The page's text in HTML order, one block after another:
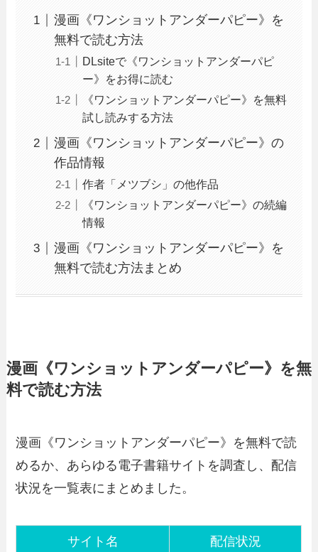
漫画《ワンショットアンダーパピー》を
無料で読む方法
DLsiteで《ワンショットアンダーパピ
ー》をお得に読む
《ワンショットアンダーパピー》を無料
試し読みする方法
漫画《ワンショットアンダーパピー》の
作品情報
作者「メツブシ」の他作品
《ワンショットアンダーパピー》の続編
情報
漫画《ワンショットアンダーパピー》を
無料で読む方法まとめ
漫画《ワンショットアンダーパピー》を無
料で読む方法
漫画《ワンショットアンダーパピー》を無料で読
めるか、あらゆる電子書籍サイトを調査し、配信
状況を一覧表にまとめました。
サイト名 配信状況